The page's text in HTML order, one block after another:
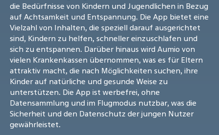
die Bedürfnisse von Kindern und Jugendlichen in Bezug
auf Achtsamkeit und Entspannung. Die App bietet eine
Vielzahl von Inhalten, die speziell darauf ausgerichtet
sind, Kindern zu helfen, schneller einzuschlafen und
sich zu entspannen. Darüber hinaus wird Aumio von
vielen Krankenkassen übernommen, was es für Eltern
attraktiv macht, die nach Möglichkeiten suchen, ihre
Kinder auf natürliche und gesunde Weise zu
unterstützen. Die App ist werbefrei, ohne
Datensammlung und im Flugmodus nutzbar, was die
Sicherheit und den Datenschutz der jungen Nutzer
gewährleistet.